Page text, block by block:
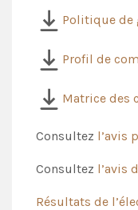
Politique de
Profil de
Matrice des
Consultez l’avis
Consultez l’avis
Résultats de